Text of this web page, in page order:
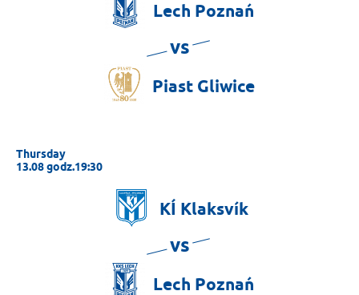
Lech Poznań
vs
Piast Gliwice
Thursday
13.08 godz.19:30
KÍ Klaksvík
vs
Lech Poznań